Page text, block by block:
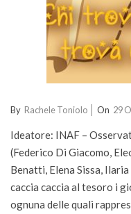
2020-
29
By Rachele Toniolo On 29
Ideatore: INAF –
(Federico Di Giacomo,
Benatti, Elena Sissa,
caccia caccia al tesoro i
ognuna delle quali